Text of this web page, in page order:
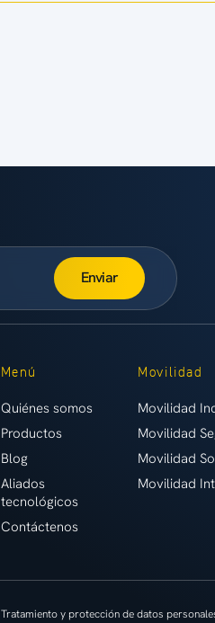
Enviar
Menú
Quiénes somos
Productos
Blog
Aliados
tecnológicos
Contáctenos
Movilidad
Movilidad
Movilidad
Movilidad
Movilidad
Tratamiento y protección de datos